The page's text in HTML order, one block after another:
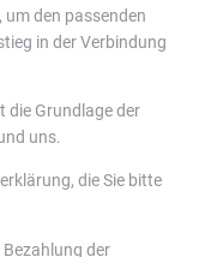
den passenden
in der Verbindung
die Grundlage der
uns.
die Sie bitte
Bezahlung der